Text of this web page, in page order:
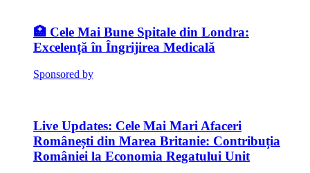
🏥 Cele Mai Bune Spitale din Londra:
Excelență în Îngrijirea Medicală
Sponsored by
Cele Mai Mari Afaceri
Românești din Marea Britanie: Contribuția
României la Economia Regatului Unit